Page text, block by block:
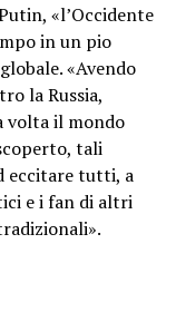
«l’Occidente
in un pio
«Avendo
la Russia,
volta il mondo
tali
eccitare tutti, a
e i fan di altri